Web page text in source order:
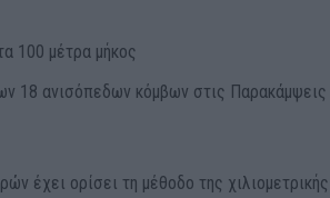
100 μέτρα μήκος
18 ανισόπεδων κόμβων στις Παρακάμψεις
έχει ορίσει τη μέθοδο της χιλιομετρικής